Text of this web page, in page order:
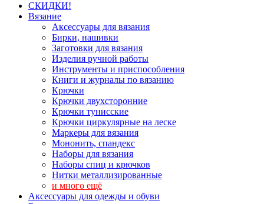
СКИДКИ!
Вязание
Аксессуары для вязания
Бирки, нашивки
Заготовки для вязания
Изделия ручной работы
Инструменты и приспособления
Книги и журналы по вязанию
Крючки
Крючки двухсторонние
Крючки тунисские
Крючки циркулярные на леске
Маркеры для вязания
Мононить, спандекс
Наборы для вязания
Наборы спиц и крючков
Нитки металлизированные
и много ещё
Аксессуары для одежды и обуви